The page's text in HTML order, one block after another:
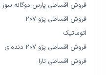
فروش اقساطی پارس دوگانه سوز
فروش اقساطی پژو ۲۰۷
اتوماتیک
فروش اقساطی پژو ۲۰۷ دنده‌ای
فروش اقساطی تارا